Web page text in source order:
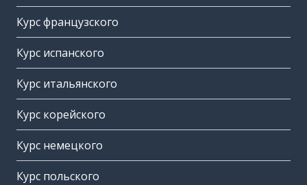
Курс французского
Курс испанского
Курс итальянского
Курс корейского
Курс немецкого
Курс польского